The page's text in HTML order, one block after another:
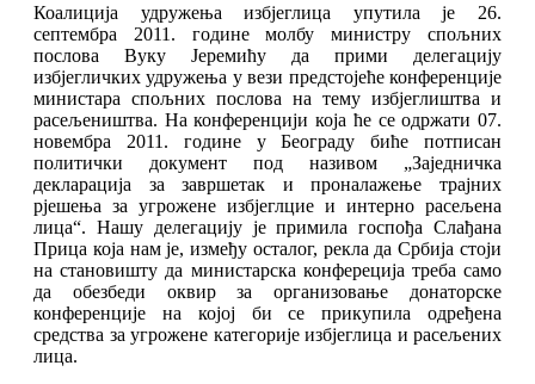
Коалиција удружења избјеглица упутила је 26.
септембра 2011. године молбу министру спољних
послова Вуку Јеремићу да прими делегацију
избјегличких удружења у вези предстојеће конференције
министара спољних послова на тему избјеглиштва и
расељеништва. На конференцији која ће се одржати 07.
новембра 2011. године у Београду биће потписан
политички документ под називом „Заједничка
декларација за завршетак и проналажење трајних
рјешења за угрожене избјеглцие и интерно расељена
лица“. Нашу делегацију је примила госпођа Слађана
Прица која нам је, између осталог, рекла да Србија стоји
на становишту да министарска конфереција треба само
да обезбеди оквир за организовање донаторске
конференције на којој би се прикупила одређена
средства за угрожене категорије избјеглица и расељених
лица.